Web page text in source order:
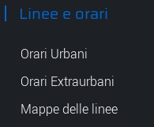
Linee e orari
Orari Urbani
Orari Extraurbani
Mappe delle linee